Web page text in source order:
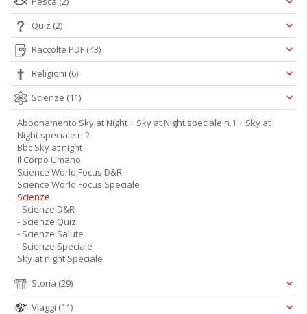
Quiz (2)
Raccolte PDF (43)
Religioni (6)
Scienze (11)
Abbonamento Sky at Night + Sky at Night speciale n.1 + Sky at
Night speciale n.2
Bbc Sky at night
Il Corpo Umano
Science World Focus D&R
Science World Focus Speciale
Scienze
- Scienze D&R
- Scienze Quiz
- Scienze Salute
- Scienze Speciale
Sky at night Speciale
Storia (29)
Viaggi (11)